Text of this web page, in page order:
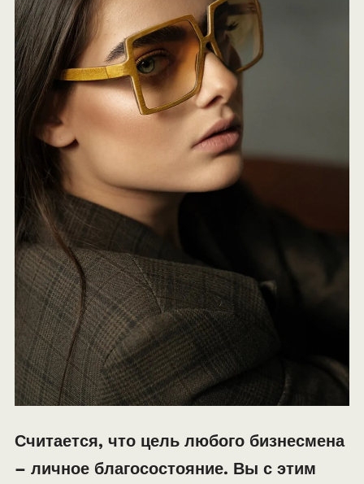
Считается, что цель любого бизнесмена
– личное благосостояние. Вы с этим